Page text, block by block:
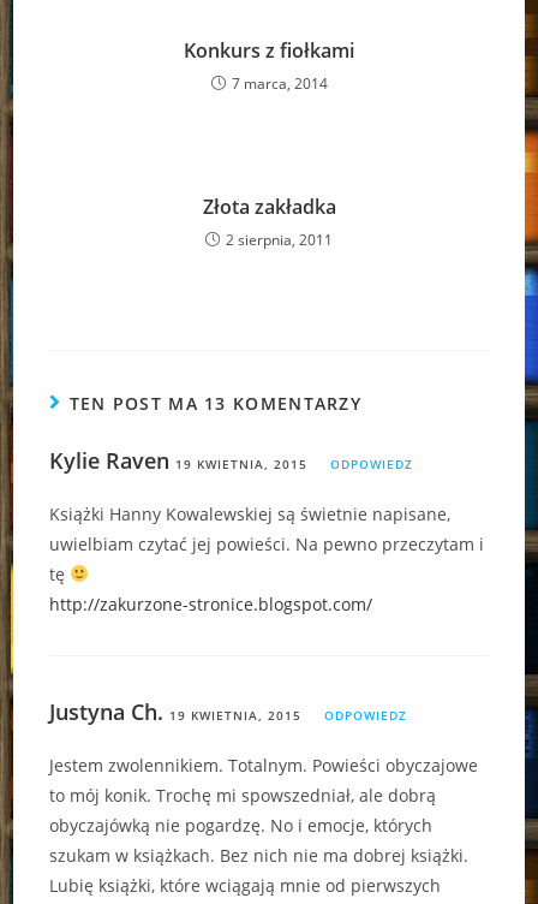
Konkurs z fiołkami
7 marca, 2014
Złota zakładka
2 sierpnia, 2011
TEN POST MA 13 KOMENTARZY
Kylie Raven 19 KWIETNIA, 2015 ODPOWIEDZ
Książki Hanny Kowalewskiej są świetnie napisane,
uwielbiam czytać jej powieści. Na pewno przeczytam i
tę
http://zakurzone-stronice.blogspot.com/
Justyna Ch. 19 KWIETNIA, 2015 ODPOWIEDZ
Jestem zwolennikiem. Totalnym. Powieści obyczajowe
to mój konik. Trochę mi spowszedniał, ale dobrą
obyczajówką nie pogardzę. No i emocje, których
szukam w książkach. Bez nich nie ma dobrej książki.
Lubię książki, które wciągają mnie od pierwszych